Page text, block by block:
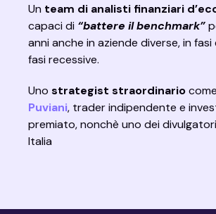
Un team di analisti finanziari
capaci di “battere il benchmark”
anni anche in aziende diverse, in fasi
fasi recessive.
Uno strategist straordinariocome
Puviani, trader indipendente e
premiato, nonchè uno dei
Italia